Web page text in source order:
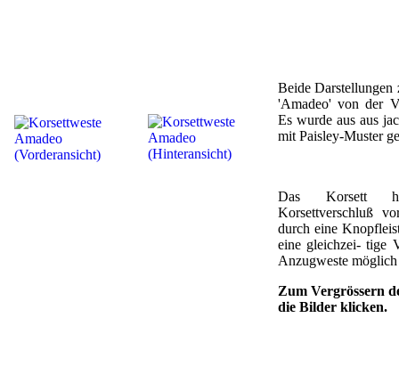
Beide Darstellungen
'Amadeo' von der
Es wurde aus aus
mit Paisley-Muster
Das Korsett
Korsettverschluß
durch eine
eine gleichzei- tige
Anzugweste
Zum Vergrössern
die Bilder klicken.